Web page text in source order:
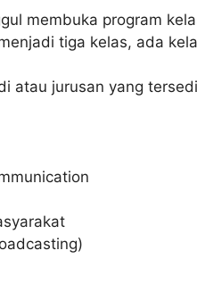
membuka program
tiga kelas, ada
atau jurusan yang